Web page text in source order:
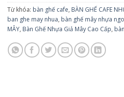
Từ khóa: bàn ghế cafe, BÀN GHẾ CAFE
ban ghe may nhua, bàn ghế mây nhựa
MÂY, Bàn Ghế Nhựa Giả Mây Cao Cấp,